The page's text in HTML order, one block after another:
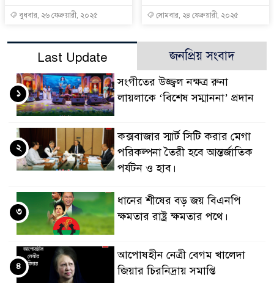
বুধবার, ২৬ ফেব্রুয়ারী, ২০২৫ সোমবার, ২৪ ফেব্রুয়ারী, ২০২৫
Last Update জনপ্রিয় সংবাদ
সংগীতের উজ্জ্বল নক্ষত্র রুনা
লায়লাকে ‘বিশেষ সম্মাননা’ প্রদান
১
কক্সবাজার স্মার্ট সিটি করার মেগা
পরিকল্পনা তৈরী হবে আন্তর্জাতিক
পর্যটন ও হাব।
২
ধানের শীষের বড় জয় বিএনপি
ক্ষমতার রাষ্ট্র ক্ষমতার পথে।
৩
আপোষহীন নেত্রী বেগম খালেদা
জিয়ার চিরনিদ্রায় সমাপ্তি
৪